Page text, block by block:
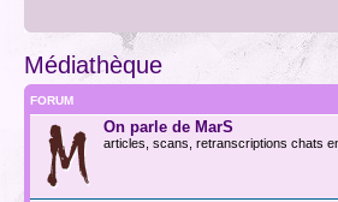
Médiathèque
FORUM
On parle de MarS
articles, scans, retranscriptions chats